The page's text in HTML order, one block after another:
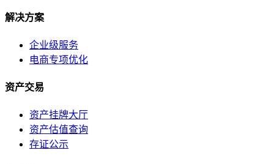
解决方案
企业级服务
电商专项优化
资产交易
资产挂牌大厅
资产估值查询
存证公示